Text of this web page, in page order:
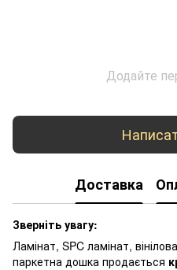
Додайте
Доставка
Зверніть увагу:
Ламінат, SPC ламінат,
паркетна дошка продається